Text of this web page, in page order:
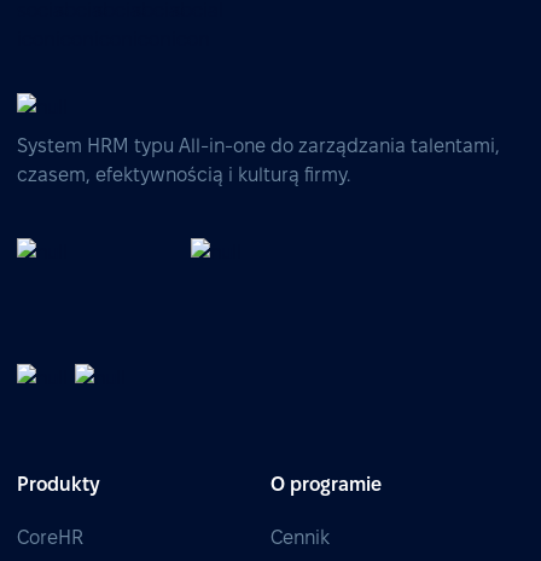
System HRM typu All-in-one do zarządzania talentami,
czasem, efektywnością i kulturą firmy.
Produkty
CoreHR
O programie
Cennik